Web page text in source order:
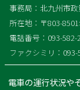
事務局：北九州市
所在地：〒803-
電話番号：093-582-
ファクシミリ：093-
電車の運行状況や